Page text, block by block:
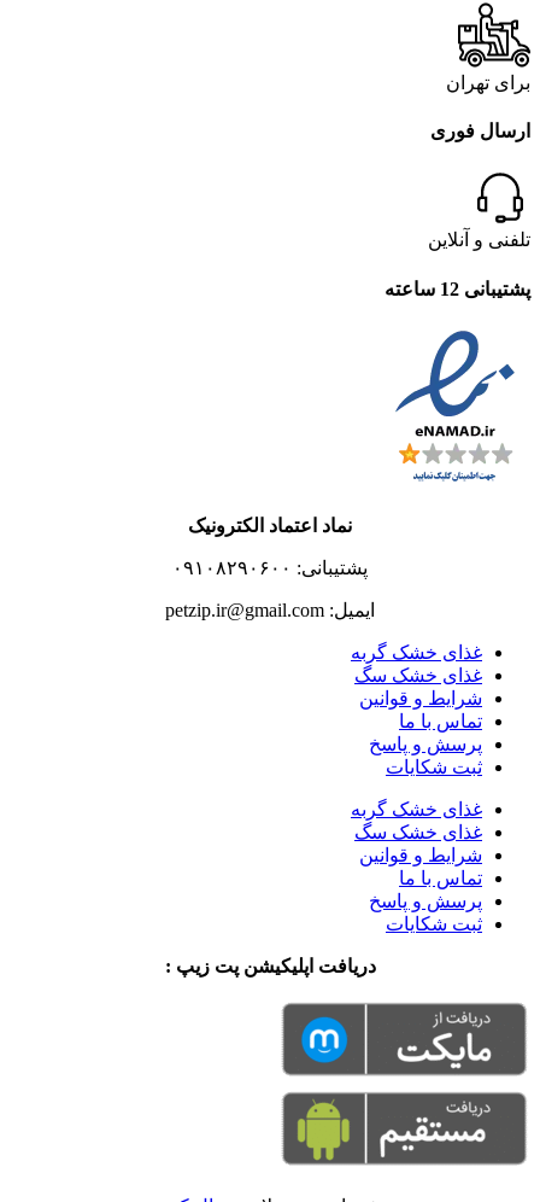
برای تهران
ارسال فوری
تلفنی و آنلاین
پشتیبانی 12 ساعته
نماد اعتماد الکترونیک
پشتیبانی: ۰۹۱۰۸۲۹۰۶۰۰
ایمیل: petzip.ir@gmail.com
غذای خشک گربه
غذای خشک سگ
شرایط و قوانین
تماس با ما
پرسش و پاسخ
ثبت شکایات
غذای خشک گربه
غذای خشک سگ
شرایط و قوانین
تماس با ما
پرسش و پاسخ
ثبت شکایات
دریافت اپلیکیشن پت زیپ :